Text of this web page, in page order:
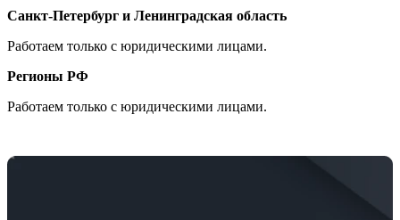
Санкт-Петербург и Ленинградская область
Работаем только с юридическими лицами.
Регионы РФ
Работаем только с юридическими лицами.